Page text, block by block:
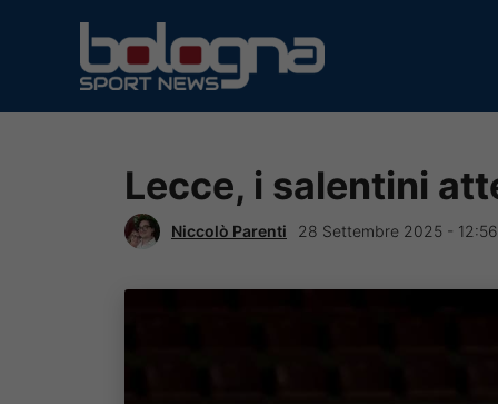
contenuto
Lecce, i salentini
Niccolò Parenti 28 Settembre 2025 - 12:56